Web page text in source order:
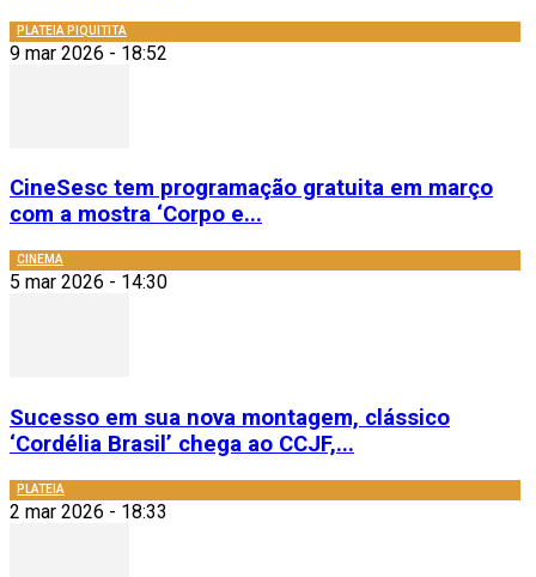
PLATEIA PIQUITITA
9 mar 2026 - 18:52
CineSesc tem programação gratuita em março
com a mostra ‘Corpo e...
CINEMA
5 mar 2026 - 14:30
Sucesso em sua nova montagem, clássico
‘Cordélia Brasil’ chega ao CCJF,...
PLATEIA
2 mar 2026 - 18:33